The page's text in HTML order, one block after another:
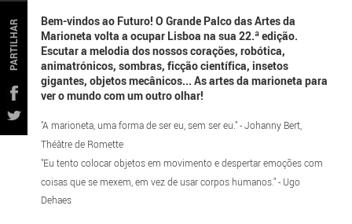
PARTILHAR
Bem-vindos ao Futuro! O Grande Palco das Artes da
Marioneta volta a ocupar Lisboa na sua 22.ª edição.
Escutar a melodia dos nossos corações, robótica,
animatrónicos, sombras, ficção científica, insetos
gigantes, objetos mecânicos... As artes da marioneta para
ver o mundo com um outro olhar!
"A marioneta, uma forma de ser eu, sem ser eu." - Johanny Bert,
Théâtre de Romette
"Eu tento colocar objetos em movimento e despertar emoções com
coisas que se mexem, em vez de usar corpos humanos." - Ugo
Dehaes